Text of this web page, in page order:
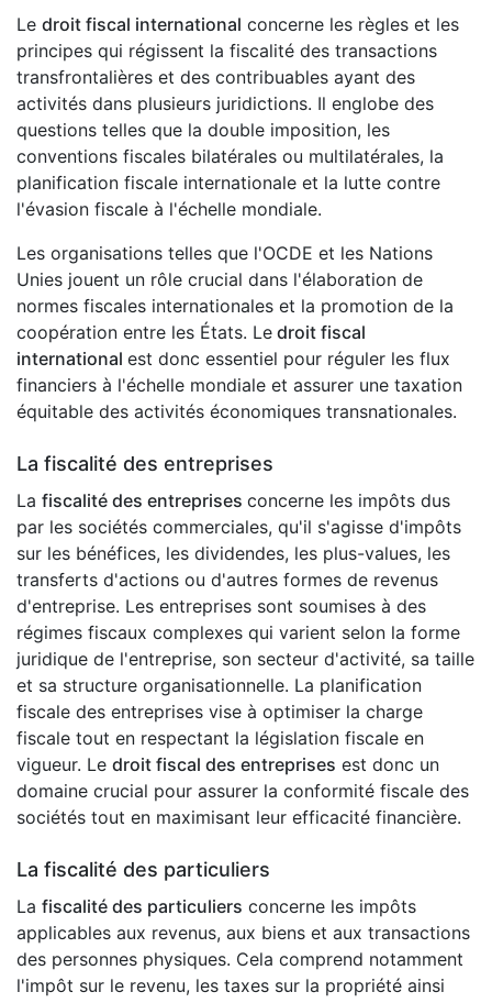
Le droit fiscal international concerne les règles et les
principes qui régissent la fiscalité des transactions
transfrontalières et des contribuables ayant des
activités dans plusieurs juridictions. Il englobe des
questions telles que la double imposition, les
conventions fiscales bilatérales ou multilatérales, la
planification fiscale internationale et la lutte contre
l'évasion fiscale à l'échelle mondiale.
Les organisations telles que l'OCDE et les Nations
Unies jouent un rôle crucial dans l'élaboration de
normes fiscales internationales et la promotion de la
coopération entre les États. Le droit fiscal
international est donc essentiel pour réguler les flux
financiers à l'échelle mondiale et assurer une taxation
équitable des activités économiques transnationales.
La fiscalité des entreprises
La fiscalité des entreprises concerne les impôts dus
par les sociétés commerciales, qu'il s'agisse d'impôts
sur les bénéfices, les dividendes, les plus-values, les
transferts d'actions ou d'autres formes de revenus
d'entreprise. Les entreprises sont soumises à des
régimes fiscaux complexes qui varient selon la forme
juridique de l'entreprise, son secteur d'activité, sa taille
et sa structure organisationnelle. La planification
fiscale des entreprises vise à optimiser la charge
fiscale tout en respectant la législation fiscale en
vigueur. Le droit fiscal des entreprises est donc un
domaine crucial pour assurer la conformité fiscale des
sociétés tout en maximisant leur efficacité financière.
La fiscalité des particuliers
La fiscalité des particuliers concerne les impôts
applicables aux revenus, aux biens et aux transactions
des personnes physiques. Cela comprend notamment
l'impôt sur le revenu, les taxes sur la propriété ainsi